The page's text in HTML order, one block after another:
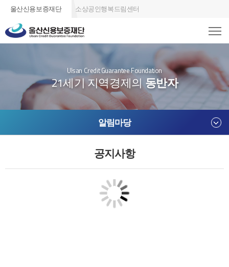
울산신용보증재단 소상공인행복드림센터
Ulsan Credit Guarantee Foundation
21세기 지역경제의동반자
알림마당
공지사항